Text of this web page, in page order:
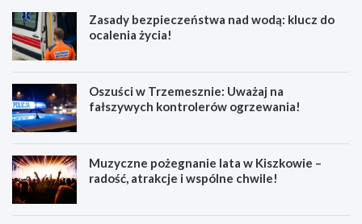
Zasady bezpieczeństwa nad wodą: klucz do
ocalenia życia!
Oszuści w Trzemesznie: Uważaj na
fałszywych kontrolerów ogrzewania!
Muzyczne pożegnanie lata w Kiszkowie –
radość, atrakcje i wspólne chwile!